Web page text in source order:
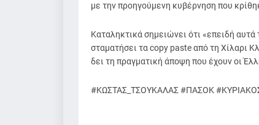
με την προηγούμενη κυβέρνηση που
Καταληκτικά σημειώνει ότι «επειδή
σταματήσει τα copy paste από τη Χίλαρι
δει τη πραγματική άποψη που έχουν οι
#ΚΩΣΤΑΣ_ΤΣΟΥΚΑΛΑΣ #ΠΑΣΟΚ